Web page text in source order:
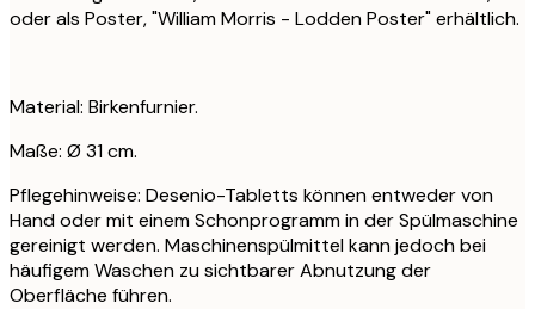
oder als Poster, "William Morris - Lodden Poster" erhältlich.
Material: Birkenfurnier.
Maße: Ø 31 cm.
Pflegehinweise: Desenio-Tabletts können entweder von
Hand oder mit einem Schonprogramm in der Spülmaschine
gereinigt werden. Maschinenspülmittel kann jedoch bei
häufigem Waschen zu sichtbarer Abnutzung der
Oberfläche führen.